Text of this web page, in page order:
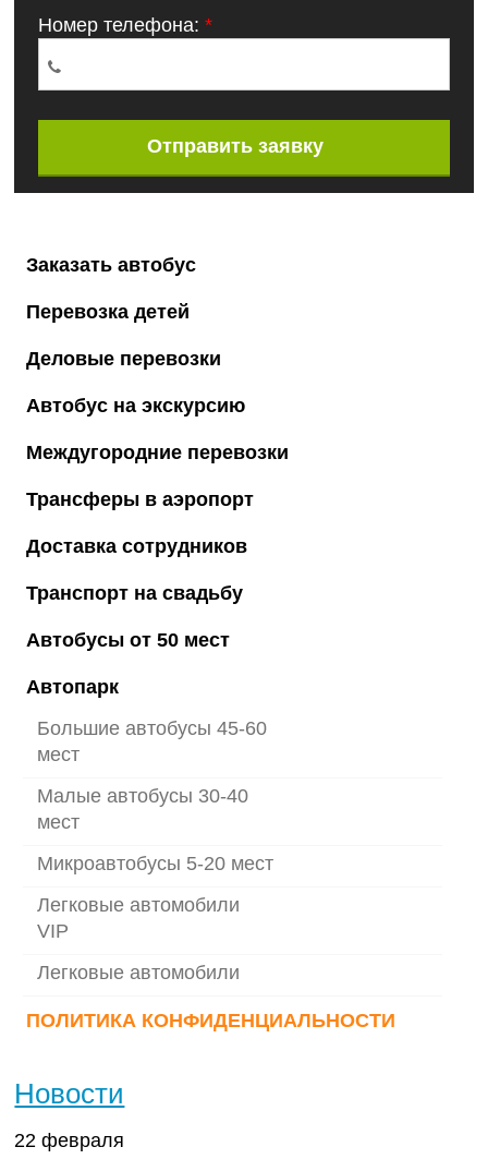
Номер телефона: *
Отправить заявку
Заказать автобус
Перевозка детей
Деловые перевозки
Автобус на экскурсию
Междугородние перевозки
Трансферы в аэропорт
Доставка сотрудников
Транспорт на свадьбу
Автобусы от 50 мест
Автопарк
Большие автобусы 45-60
мест
Малые автобусы 30-40
мест
Микроавтобусы 5-20 мест
Легковые автомобили
VIP
Легковые автомобили
ПОЛИТИКА КОНФИДЕНЦИАЛЬНОСТИ
Новости
22 февраля